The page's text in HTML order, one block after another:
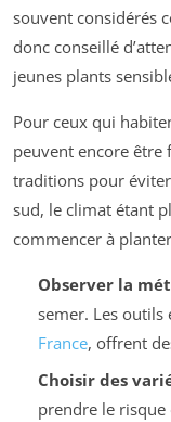
souvent considérés
donc conseillé
jeunes plants
Pour ceux qui
peuvent encore être
traditions pour éviter
sud, le climat étant
commencer à
Observer la
semer. Les outils
France, offrent
Choisir des
prendre le